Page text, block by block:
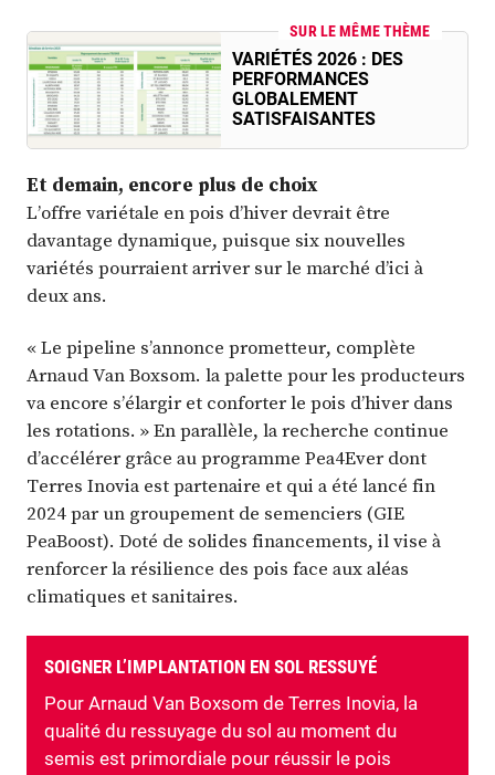
SUR LE MÊME THÈME
VARIÉTÉS 2026 : DES
PERFORMANCES
GLOBALEMENT
SATISFAISANTES
Et demain, encore plus de choix
L’offre variétale en pois d’hiver devrait être
davantage dynamique, puisque six nouvelles
variétés pourraient arriver sur le marché d’ici à
deux ans.
« Le pipeline s’annonce prometteur, complète
Arnaud Van Boxsom. la palette pour les producteurs
va encore s’élargir et conforter le pois d’hiver dans
les rotations. » En parallèle, la recherche continue
d’accélérer grâce au programme Pea4Ever dont
Terres Inovia est partenaire et qui a été lancé fin
2024 par un groupement de semenciers (GIE
PeaBoost). Doté de solides financements, il vise à
renforcer la résilience des pois face aux aléas
climatiques et sanitaires.
SOIGNER L’IMPLANTATION EN SOL RESSUYÉ
Pour Arnaud Van Boxsom de Terres Inovia, la
qualité du ressuyage du sol au moment du
semis est primordiale pour réussir le pois